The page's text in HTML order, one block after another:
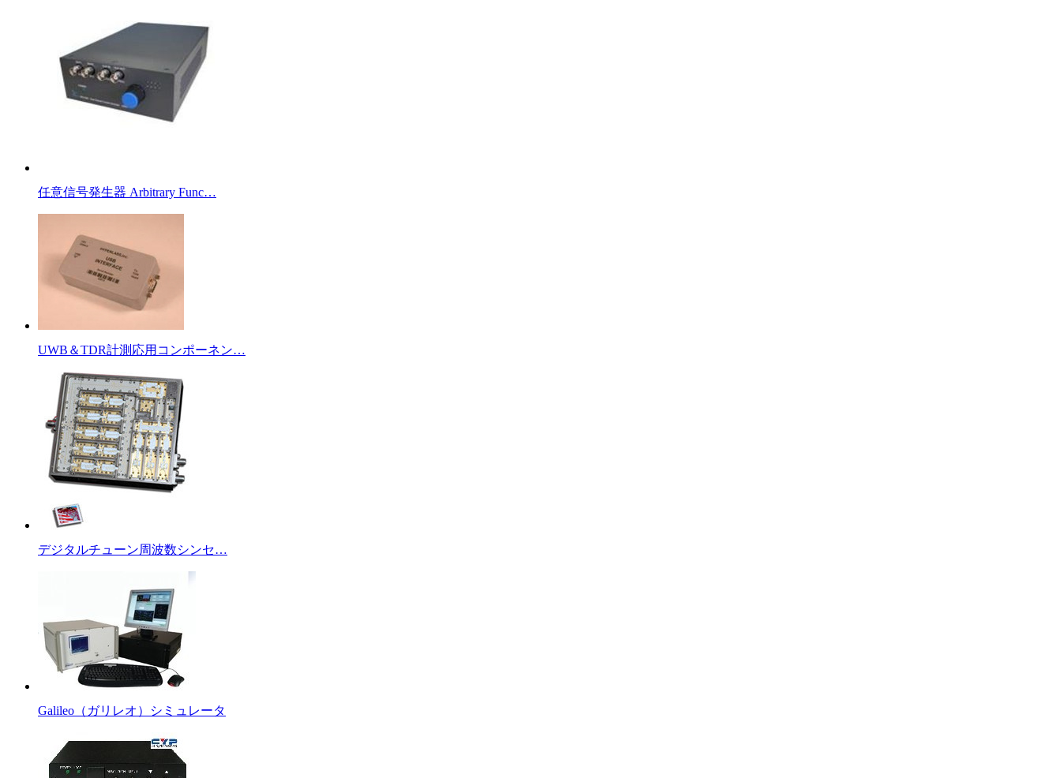
任意信号発生器 Arbitrary Func…
UWB＆TDR計測応用コンポーネン…
デジタルチューン周波数シンセ…
Galileo（ガリレオ）シミュレータ